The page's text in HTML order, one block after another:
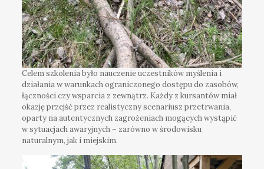
Celem szkolenia było nauczenie uczestników myślenia i
działania w warunkach ograniczonego dostępu do zasobów,
łączności czy wsparcia z zewnątrz. Każdy z kursantów miał
okazję przejść przez realistyczny scenariusz przetrwania,
oparty na autentycznych zagrożeniach mogących wystąpić
w sytuacjach awaryjnych – zarówno w środowisku
naturalnym, jak i miejskim.